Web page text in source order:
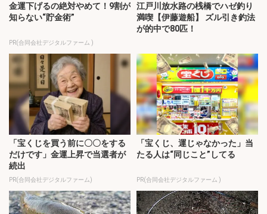
金運下げるの絶対やめて！9割が
知らない“貯金術”
PR(合同会社デジタルファーム )
江戸川放水路の桟橋でハゼ釣り
満喫【伊藤遊船】 ズル引き釣法
が的中で80匹！
「宝くじを買う前に〇〇をする
だけです」金運上昇で当選者が
続出
PR(合同会社デジタルファーム)
「宝くじ、運じゃなかった」当
たる人は“同じこと”してる
PR(合同会社デジタルファーム )